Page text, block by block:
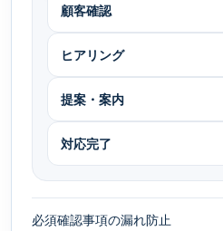
顧客確認
ヒアリング
提案・案内
対応完了
必須確認事項の漏れ防止